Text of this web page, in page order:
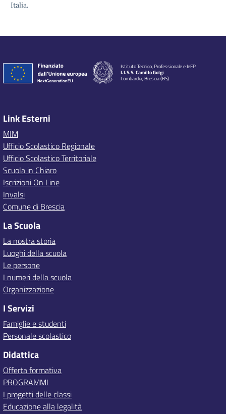
Italia.
Istituto Tecnico, Professionale e IeFP
I.I.S.S. Camillo Golgi
Lombardia, Brescia (BS)
Link Esterni
MIM
Ufficio Scolastico Regionale
Ufficio Scolastico Territoriale
Scuola in Chiaro
Iscrizioni On Line
Invalsi
Comune di Brescia
La Scuola
La nostra storia
Luoghi della scuola
Le persone
I numeri della scuola
Organizzazione
I Servizi
Famiglie e studenti
Personale scolastico
Didattica
Offerta formativa
PROGRAMMI
I progetti delle classi
Educazione alla legalità